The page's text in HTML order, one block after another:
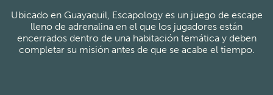
Ubicado en Guayaquil, Escapology es un juego de escape
lleno de adrenalina en el que los jugadores están
encerrados dentro de una habitación temática y deben
completar su misión antes de que se acabe el tiempo.